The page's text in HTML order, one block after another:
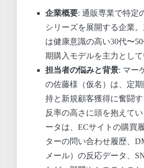
企業概要: 通販専業で特定
シリーズを展開する企業
は健康意識の高い30代〜
期購入モデルを主力として
担当者の悩みと背景: マー
の佐藤様（仮名）は、定
持と新規顧客獲得に奮闘
反率の高さに頭を抱えて
ータは、ECサイトの購買
ターの問い合わせ履歴、
メール）の反応データ、